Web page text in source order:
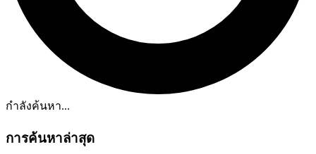
กำลังค้นหา...
การค้นหาล่าสุด